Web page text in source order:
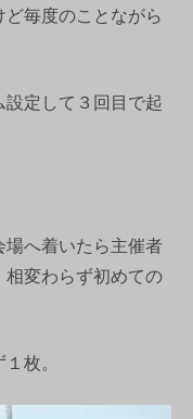
毎度のことながら
定して３回目で起
場へ着いたら主催者
相変わらず初めての
枚。